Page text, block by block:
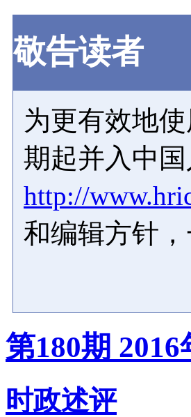
敬告读者
为更有效地
期起并入中
http://
和编辑方针
第180期
时政述评